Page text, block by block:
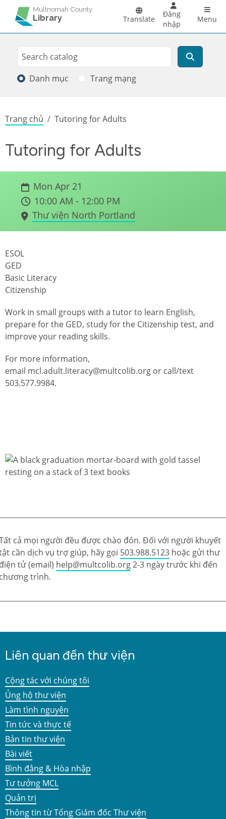
Skip to main content
Multnomah County
Library Translate
Đăng
nhập
Menu
Search
Tìm kiếm
Danh mục Trang mạng
Breadcrumb
Trang chủ Tutoring for Adults
Tutoring for Adults
Mon Apr 21
10:00 AM - 12:00 PM
Thư viện North Portland
ESOL
GED
Basic Literacy
Citizenship
Work in small groups with a tutor to learn English,
prepare for the GED, study for the Citizenship test, and
improve your reading skills.
For more information,
email mcl.adult.literacy@multcolib.org or call/text
503.577.9984.
cả mọi người đều được chào đón. Đối với người khuyết
cần dịch vụ trợ giúp, hãy gọi 503.988.5123 hoặc gửi thư
tử (email) help@multcolib.org2-3 ngày trước khi đến
trình.
Liên quan đến thư viện
Cộng tác với chúng tôi
Ủng hộ thư viện
Làm tình nguyện
Tin tức và thực tế
Bản tin thư viện
Bài viết
Bình đẳng & Hòa nhập
Tư tưởng MCL
Quản trị
Thông tin từ Tổng Giám đốc Thư viện